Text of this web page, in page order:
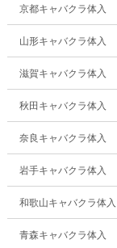
京都キャバクラ体入
山形キャバクラ体入
滋賀キャバクラ体入
秋田キャバクラ体入
奈良キャバクラ体入
岩手キャバクラ体入
和歌山キャバクラ体入
青森キャバクラ体入